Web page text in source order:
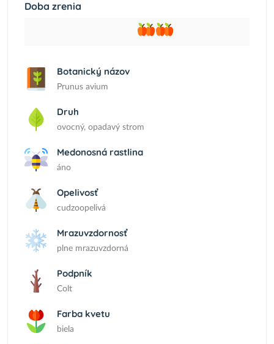
Doba zrenia
Botanický názov
Prunus avium
Druh
ovocný, opadavý strom
Medonosná rastlina
áno
Opelivosť
cudzoopelivá
Mrazuvzdornosť
plne mrazuvzdorná
Podpník
Colt
Farba kvetu
biela